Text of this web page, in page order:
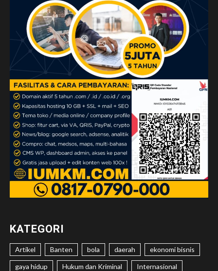
KATEGORI
Artikel Banten bola daerah ekonomi bisnis
gaya hidup Hukum dan Kriminal Internasional